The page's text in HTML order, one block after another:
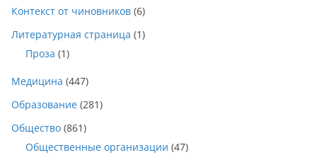
Контекст от чиновников (6)
Литературная страница (1)
Проза (1)
Медицина (447)
Образование (281)
Общество (861)
Общественные организации (47)